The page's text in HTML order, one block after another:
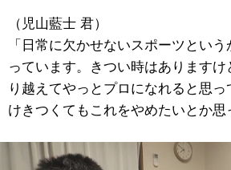
（児山藍士 君）
「日常に欠かせないスポーツとい
っています。きつい時はあります
り越えてやっとプロになれると思
けきつくてもこれをやめたいとか思